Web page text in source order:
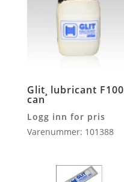
Glit¸ lubricant F100
can
Logg inn for pris
Varenummer: 101388